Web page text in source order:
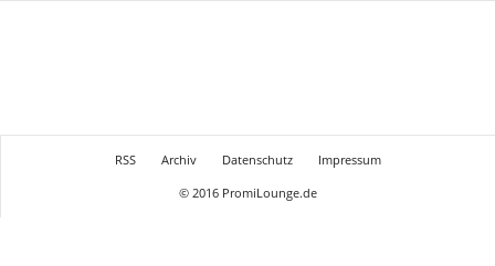
RSS Archiv Datenschutz
Impressum
© 2016 PromiLounge.de